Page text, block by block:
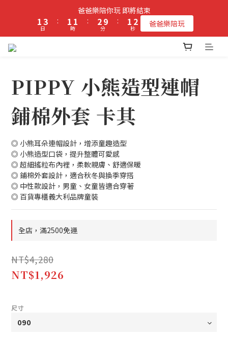
立即加入PIPPY會員即贈$100元購物金!
爸爸樂陪你玩 即將結束
1
0
3
2
日
:
1
0
1
0
時
:
3
2
1
9
8
4
3
2
1
0
分
:
2
1
0
2
1
0
秒 爸爸樂陪玩
PIPPY 小熊造型連帽
鋪棉外套 卡其
◎ 小熊耳朵連帽設計，增添童趣造型
◎ 小熊造型口袋，提升整體可愛感
◎ 超細搖粒布內裡，柔軟親膚、舒適保暖
◎ 鋪棉外套設計，適合秋冬與換季穿搭
◎ 中性款設計，男童、女童皆適合穿著
◎ 百貨專櫃義大利品牌童裝
全店，滿2500免運
NT$4,280
NT$1,926
尺寸